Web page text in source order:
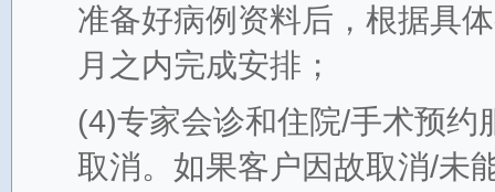
准备好病例资料后，根据具
月之内完成安排；
(4)专家会诊和住院/手术预约
取消。如果客户因故取消/未